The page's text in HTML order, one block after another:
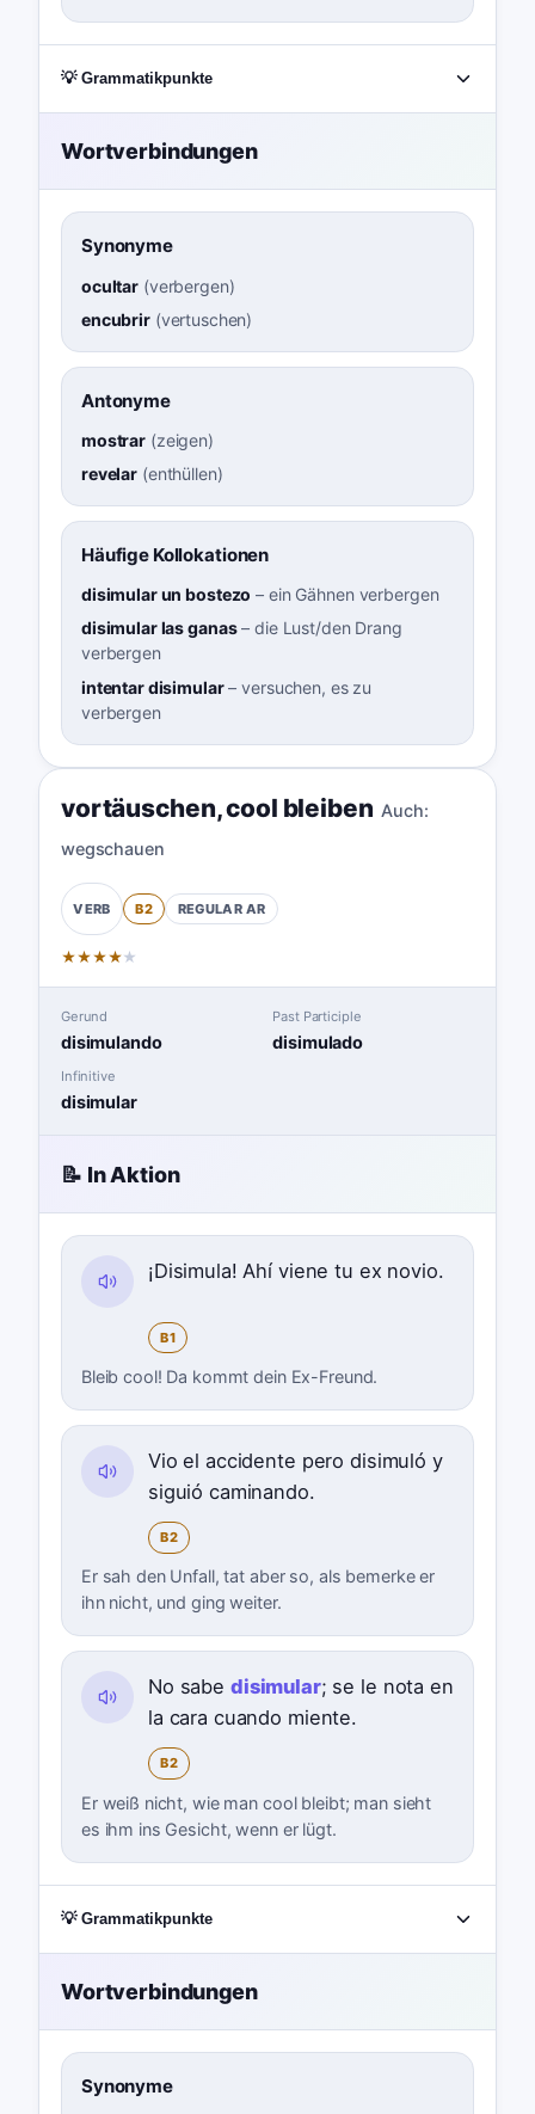
💡 Grammatikpunkte
Wortverbindungen
Synonyme
ocultar (verbergen)
encubrir(vertuschen)
Antonyme
mostrar (zeigen)
revelar (enthüllen)
Häufige Kollokationen
disimular un bostezo – ein Gähnen verbergen
disimular las ganas–die Lust/den Drang
verbergen
intentar disimular–versuchen, es zu
verbergen
vortäuschen,cool bleiben Auch:
wegschauen
VERB B2 REGULAR AR
★★★★★
Gerund
disimulando
Past Participle
disimulado
Infinitive
disimular
📝 In Aktion
¡Disimula! Ahí viene tu ex novio.
B1
Bleib cool! Da kommt dein Ex-Freund.
Vio el accidente pero disimuló y
siguió caminando.
B2
Er sah den Unfall, tat aber so, als bemerke er
ihn nicht, und ging weiter.
No sabe disimular; se le nota en
la cara cuando miente.
B2
Er weiß nicht, wie man cool bleibt; man sieht
es ihm ins Gesicht, wenn er lügt.
💡 Grammatikpunkte
Wortverbindungen
Synonyme